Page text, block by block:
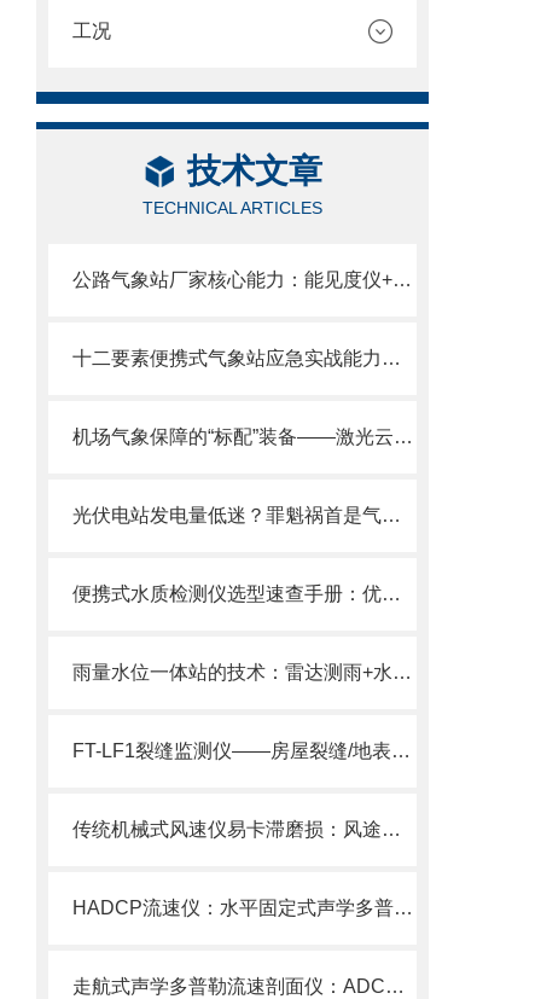
工况
技术文章
TECHNICAL ARTICLES
公路气象站厂家核心能力：能见度仪+六要素+路面传感器全栈自研
十二要素便携式气象站应急实战能力：现场组装/2分钟部署/数据秒出。
机场气象保障的“标配”装备——激光云高仪守护航班起降安全
光伏电站发电量低迷？罪魁祸首是气象监测失准—高精度光伏气象站请收好。
便携式水质检测仪选型速查手册：优质厂商推荐+核心参数对比（2026更新）
雨量水位一体站的技术：雷达测雨+水位监测双模块一体化集成架构
FT-LF1裂缝监测仪——房屋裂缝/地表裂隙/卸荷裂隙相对位移精准测量。
传统机械式风速仪易卡滞磨损：风途隧道风速风向检测器超声波全固态免维护
HADCP流速仪：水平固定式声学多普勒流速剖面仪内陆水域流量监测性价比之选
走航式声学多普勒流速剖面仪：ADCP剖面分层测流，水体流态变化一网打尽！